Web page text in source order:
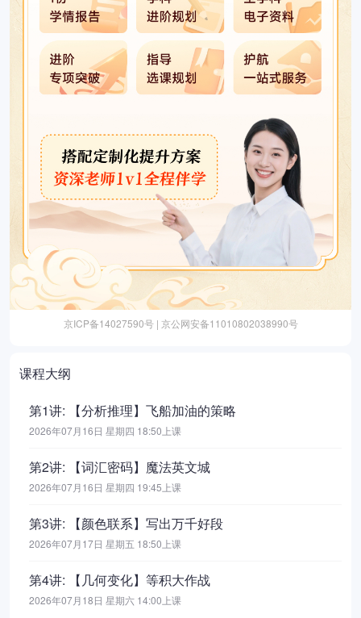
京ICP备14027590号 | 京公网安备11010802038990号
课程大纲
第1讲: 【分析推理】飞船加油的策略
2026年07月16日 星期四 18:50上课
第2讲: 【词汇密码】魔法英文城
2026年07月16日 星期四 19:45上课
第3讲: 【颜色联系】写出万千好段
2026年07月17日 星期五 18:50上课
第4讲: 【几何变化】等积大作战
2026年07月18日 星期六 14:00上课